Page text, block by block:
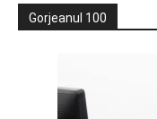
Gorjeanul 100